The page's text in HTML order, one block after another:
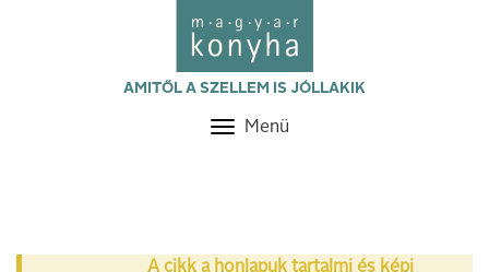
AMITŐL A SZELLEM IS JÓLLAKIK
Toggle
Menü
A cikk a honlapuk tartalmi és képi